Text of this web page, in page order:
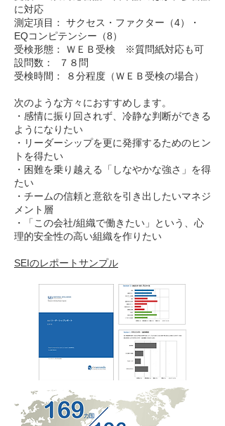
に対応
測定項目： サクセス・ファクター（4）・
EQコンピテンシー（8）
受検形態： ＷＥＢ受検 ※質問紙対応も可
設問数： ７８問
受検時間： ８分程度（ＷＥＢ受検の場合）
次のような方々におすすめします。
・感情に振り回されず、冷静な判断ができる
ようになりたい
・リーダーシップを更に発揮するためのヒン
トを得たい
・困難を乗り越える「しなやかな強さ」を得
たい
・チームの信頼と意欲を引き出したいマネジ
メント層
・「この会社/組織で働きたい」という、心
理的安全性の高い組織を作りたい
SEIのレポートサンプル